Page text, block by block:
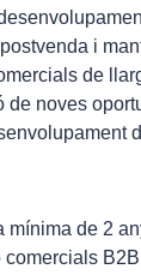
i
de
de noves
mínima de 2
comercials